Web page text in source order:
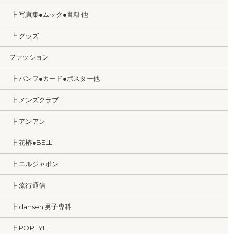
┣ 写真集●ムック●書籍 他
┗ グッズ
ファッション
┣ パンフ●カード●ポスター他
┣ メンズクラブ
┣ アンアン
┣ 花椿●BELL
┣ エルジャポン
┣ 流行通信
┣ dansen 男子専科
┣ POPEYE